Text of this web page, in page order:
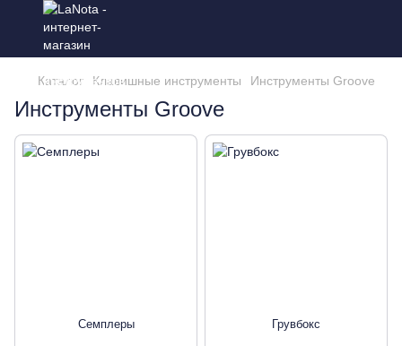
Каталог Клавишные инструменты Инструменты Groove
Инструменты Groove
Семплеры Грувбокс